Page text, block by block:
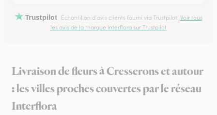
Trustpilot Échantillon d'avis clients fourni via Trustpilot. Voir tous
les avis de la marque Interflora sur Trustpilot
Livraison de fleurs à Cresserons et autour
: les villes proches couvertes par le réseau
Interflora